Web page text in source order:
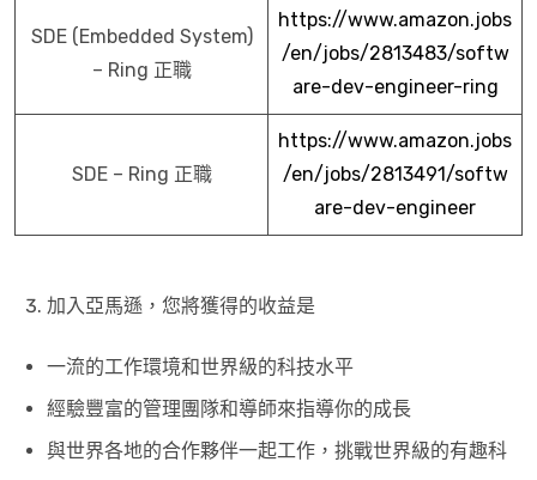
SDE (Embedded System)
– Ring 正職
https://www.amazon.jobs
/en/jobs/2813483/softw
are-dev-engineer-ring
SDE – Ring 正職
https://www.amazon.jobs
/en/jobs/2813491/softw
are-dev-engineer
加入亞馬遜，您將獲得的收益是
一流的工作環境和世界級的科技水平
經驗豐富的管理團隊和導師來指導你的成長
與世界各地的合作夥伴一起工作，挑戰世界級的有趣科